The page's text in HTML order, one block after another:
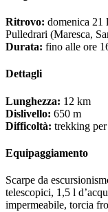
Ritrovo: domenica 21
Pulledrari (Maresca,
Durata: fino alle ore
Dettagli
Lunghezza: 12 km
Dislivello: 650 m
Difficoltà: trekking
Equipaggiamento
Scarpe da
telescopici, 1,5 l
impermeabile, torcia